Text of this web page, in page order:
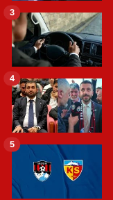
3
4
5